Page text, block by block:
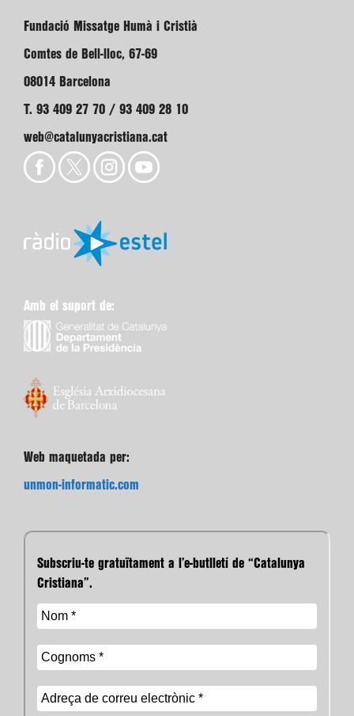
Fundació Missatge Humà i Cristià
Comtes de Bell-lloc, 67-69
08014 Barcelona
T. 93 409 27 70 / 93 409 28 10
web@catalunyacristiana.cat
Amb el suport de:
Web maquetada per:
unmon-informatic.com
Subscriu-te gratuïtament a l’e-butlletí de “Catalunya
Cristiana”.